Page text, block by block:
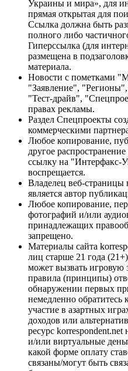
Украины и мира», для
прямая открытая для
Ссылка должна быть
полного либо
Гиперссылка (для
размещена в
материала.
Новости с пометками
"Заявление",
"Тест-драйв",
правах рекламы.
Раздел Спецпроекты
коммерческими
Любое копирование,
другое
ссылку на "Интерфакс-
воспрещается.
Владелец веб-страницы
является автор
Любое копирование,
фотографий и/или
принадлежащих
запрещено.
Материалы сайта
лиц старше 21 года
может вызвать игровую
правила (принципы)
обнаружении первых
немедленно обратитесь
участие в азартных
доходов или
ресурс
и/или виртуальные
какой форме оплату
связаны/могут быть